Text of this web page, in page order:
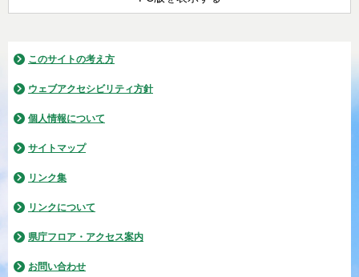
このサイトの考え方
ウェブアクセシビリティ方針
個人情報について
サイトマップ
リンク集
リンクについて
県庁フロア・アクセス案内
お問い合わせ